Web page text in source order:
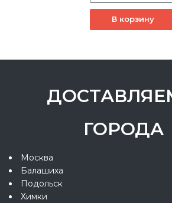
В корзину
ГОРОДА
Москва
Балашиха
Подольск
Химки